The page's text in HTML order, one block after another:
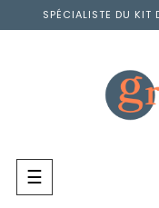
SPÉCIALISTE DU KIT
Basculer
la
☰